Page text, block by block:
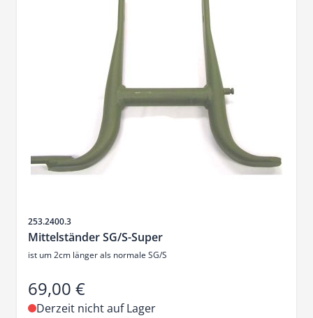
Artikelnr.
253.2400.3
Mittelständer SG/S-Super
ist um 2cm länger als normale SG/S
69,00 €
Derzeit nicht auf Lager